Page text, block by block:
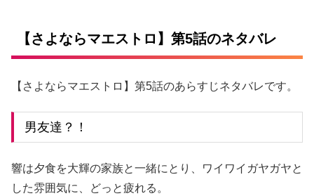
【さよならマエストロ】第5話のネタバレ
【さよならマエストロ】第5話のあらすじネタバレです。
男友達？！
響は夕食を大輝の家族と一緒にとり、ワイワイガヤガヤと
した雰囲気に、どっと疲れる。